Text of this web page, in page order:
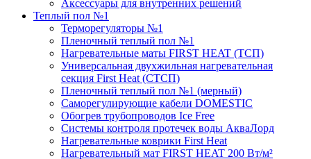
Аксессуары для внутренних решений
Теплый пол №1
Терморегуляторы №1
Пленочный теплый пол №1
Нагревательные маты FIRST HEAT (ТСП)
Универсальная двухжильная нагревательная
секция First Heat (СТСП)
Пленочный теплый пол №1 (мерный)
Саморегулирующие кабели DOMESTIC
Обогрев трубопроводов Ice Free
Системы контроля протечек воды АкваЛорд
Нагревательные коврики First Heat
Нагревательный мат FIRST HEAT 200 Вт/м²